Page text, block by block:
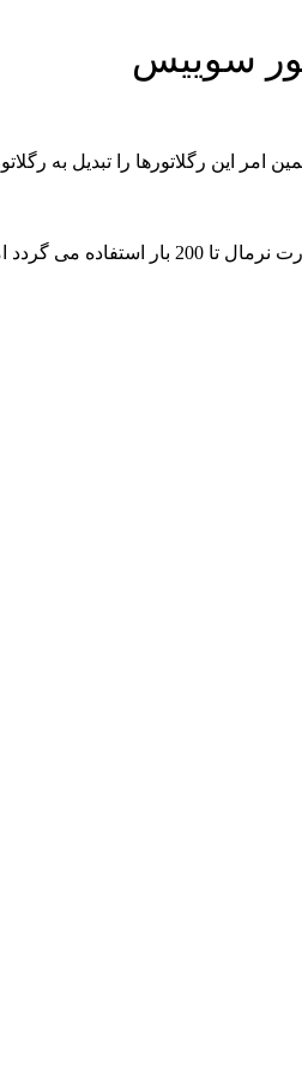
سوییس
امر این رگلاتورها را تبدیل به